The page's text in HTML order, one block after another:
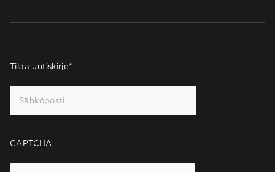
Tilaa uutiskirje*
CAPTCHA